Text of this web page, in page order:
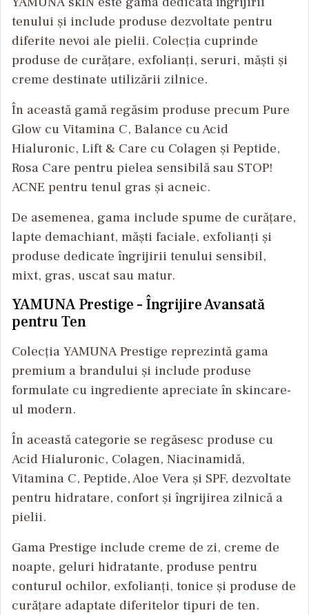
tenului și include produse dezvoltate pentru
diferite nevoi ale pielii. Colecția cuprinde
produse de curățare, exfolianți, seruri, măști și
creme destinate utilizării zilnice.
În această gamă regăsim produse precum Pure
Glow cu Vitamina C, Balance cu Acid
Hialuronic, Lift & Care cu Colagen și Peptide,
Rosa Care pentru pielea sensibilă sau STOP!
ACNE pentru tenul gras și acneic.
De asemenea, gama include spume de curățare,
lapte demachiant, măști faciale, exfolianți și
produse dedicate îngrijirii tenului sensibil,
mixt, gras, uscat sau matur.
YAMUNA Prestige – Îngrijire Avansată
pentru Ten
Colecția YAMUNA Prestige reprezintă gama
premium a brandului și include produse
formulate cu ingrediente apreciate în skincare-
ul modern.
În această categorie se regăsesc produse cu
Acid Hialuronic, Colagen, Niacinamidă,
Vitamina C, Peptide, Aloe Vera și SPF, dezvoltate
pentru hidratare, confort și îngrijirea zilnică a
pielii.
Gama Prestige include creme de zi, creme de
noapte, geluri hidratante, produse pentru
conturul ochilor, exfolianți, tonice și produse de
curățare adaptate diferitelor tipuri de ten.